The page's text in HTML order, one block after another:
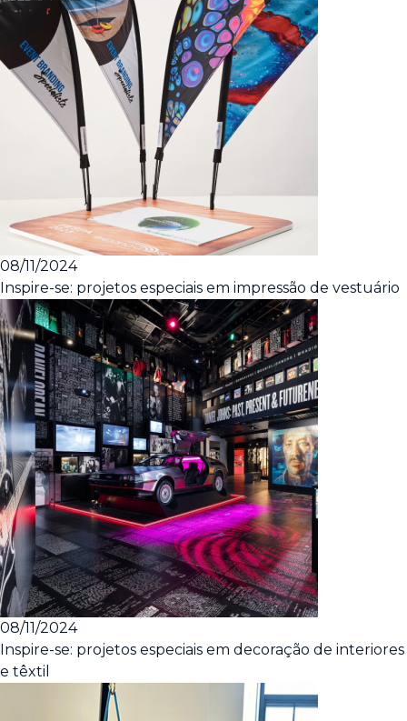
08/11/2024
Inspire-se: projetos especiais em impressão de vestuário
08/11/2024
Inspire-se: projetos especiais em decoração de interiores
e têxtil